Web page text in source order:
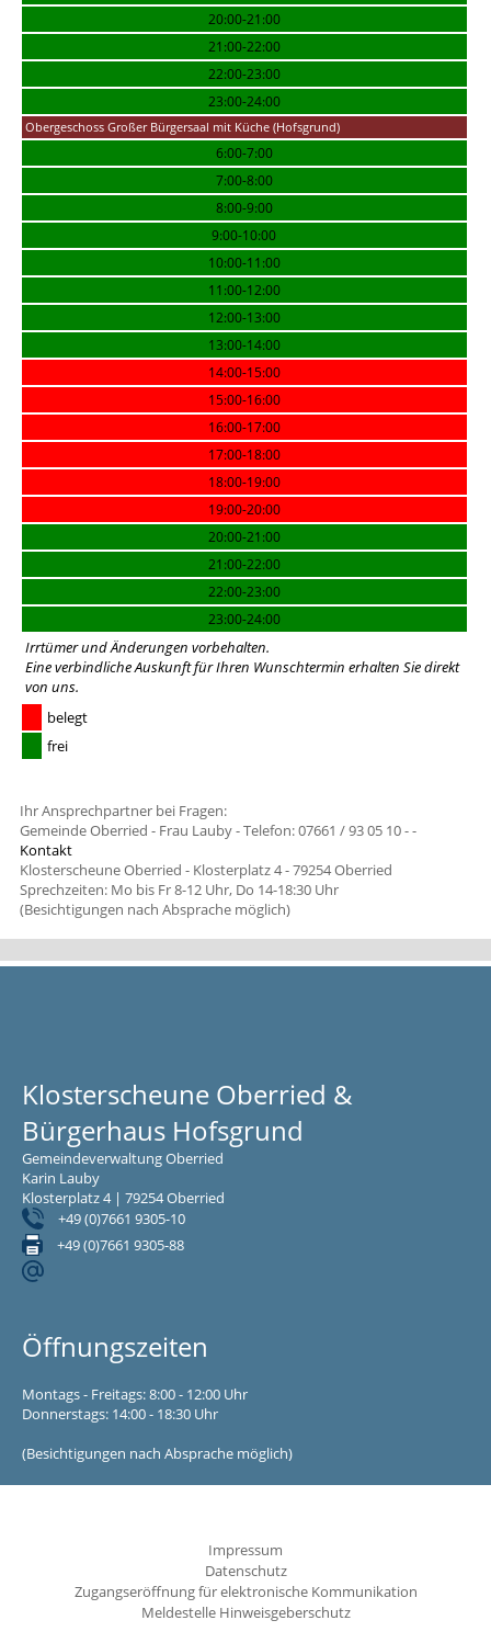
20:00-21:00
21:00-22:00
22:00-23:00
23:00-24:00
Obergeschoss Großer Bürgersaal mit Küche (Hofsgrund)
6:00-7:00
7:00-8:00
8:00-9:00
9:00-10:00
10:00-11:00
11:00-12:00
12:00-13:00
13:00-14:00
14:00-15:00
15:00-16:00
16:00-17:00
17:00-18:00
18:00-19:00
19:00-20:00
20:00-21:00
21:00-22:00
22:00-23:00
23:00-24:00
Irrtümer und Änderungen vorbehalten.
Eine verbindliche Auskunft für Ihren Wunschtermin erhalten Siedirekt
von uns.
belegt
frei
Ihr Ansprechpartner bei Fragen:
Gemeinde Oberried - Frau Lauby - Telefon: 07661 / 93 05 10 --
Kontakt
Klosterscheune Oberried - Klosterplatz 4 - 79254 Oberried
Sprechzeiten: Mo bis Fr 8-12 Uhr, Do 14-18:30 Uhr
(Besichtigungen nach Absprache möglich)
Klosterscheune Oberried &
Bürgerhaus Hofsgrund
Gemeindeverwaltung Oberried
Karin Lauby
Klosterplatz 4 | 79254 Oberried
+49 (0)7661 9305-10
+49 (0)7661 9305-88
Öffnungszeiten
Montags - Freitags: 8:00 - 12:00 Uhr
Donnerstags: 14:00 - 18:30 Uhr
(Besichtigungen nach Absprache möglich)
Impressum
Datenschutz
Zugangseröffnung für elektronische Kommunikation
Meldestelle Hinweisgeberschutz